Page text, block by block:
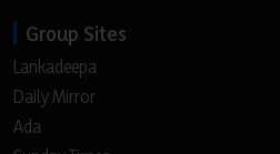
Group Sites
Lankadeepa
Daily Mirror
Ada